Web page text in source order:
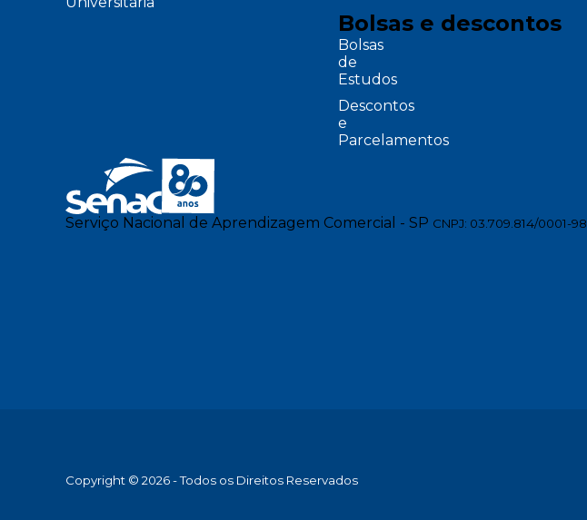
Bolsas e descontos
Bolsas
de
Estudos
Descontos
e
Parcelamentos
Serviço Nacional de Aprendizagem Comercial - SP CNPJ: 03.709.814/0001-98
Copyright © 2026 - Todos os Direitos Reservados